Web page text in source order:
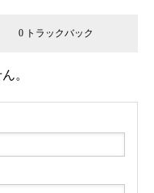
0 トラックバック
。